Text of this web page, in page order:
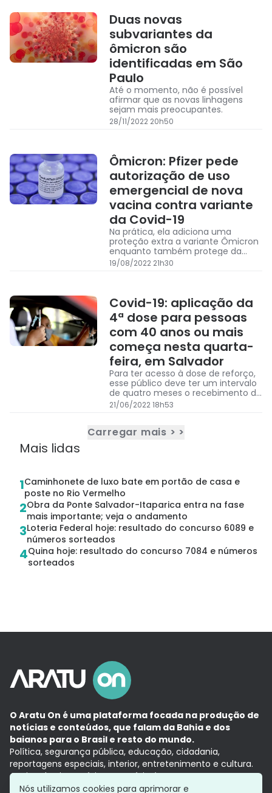
hospitalizações
Duas novas
subvariantes da
ômicron são
identificadas em São
Paulo
Até o momento, não é possível
afirmar que as novas linhagens
sejam mais preocupantes.
28/11/2022 20h50
Ômicron: Pfizer pede
autorização de uso
emergencial de nova
vacina contra variante
da Covid-19
Na prática, ela adiciona uma
proteção extra a variante Ômicron
enquanto também protege da
cepa origal.
19/08/2022 21h30
Covid-19: aplicação da
4ª dose para pessoas
com 40 anos ou mais
começa nesta quarta-
feira, em Salvador
Para ter acesso à dose de reforço,
esse público deve ter um intervalo
de quatro meses o recebimento da
3ª dose, ou seja, estão habilitados
aqueles que tomaram até 22 de
21/06/2022 18h53
Carregar mais > >
Mais lidas
1Caminhonete de luxo bate em portão de casa e
poste no Rio Vermelho
2Obra da Ponte Salvador-Itaparica entra na fase
mais importante; veja o andamento
3Loteria Federal hoje: resultado do concurso 6089 e
números sorteados
4Quina hoje: resultado do concurso 7084 e números
sorteados
O Aratu On é uma plataforma focada na produção de
notícias e conteúdos, que falam da Bahia e dos
baianos para o Brasil e resto do mundo.
Política, segurança pública, educação, cidadania,
reportagens especiais, interior, entretenimento e cultura.
Aqui, tudo vira notícia e a notícia é no tempo presente,
com a credibilidade do Grupo Aratu.
Nós utilizamos cookies para aprimorar e